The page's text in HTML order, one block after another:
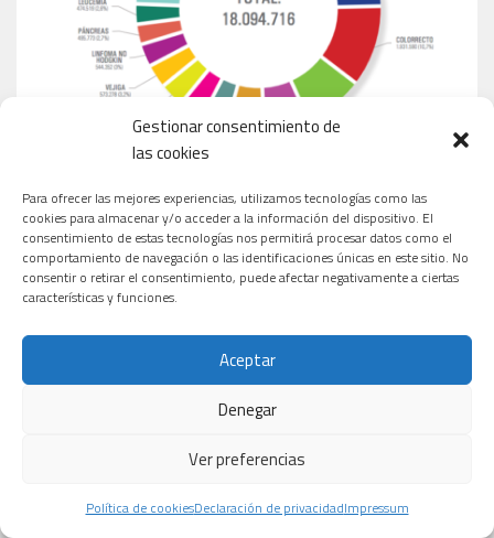
Gestionar consentimiento de
las cookies
Para ofrecer las mejores experiencias, utilizamos tecnologías como las
cookies para almacenar y/o acceder a la información del dispositivo. El
consentimiento de estas tecnologías nos permitirá procesar datos como el
comportamiento de navegación o las identificaciones únicas en este sitio. No
consentir o retirar el consentimiento, puede afectar negativamente a ciertas
características y funciones.
Aceptar
Denegar
Ver preferencias
Política de cookiesDeclaración de privacidadImpressum
MEDICAMENTOS MÁS VENDIDOS EN ESPAÑA